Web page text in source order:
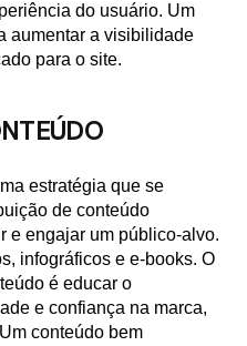
do usuário. Um
aumentar a visibilidade
para o site.
estratégia que se
de conteúdo
e engajar um público-alvo.
infográficos e e-books. O
é educar o
e confiança na marca,
conteúdo bem